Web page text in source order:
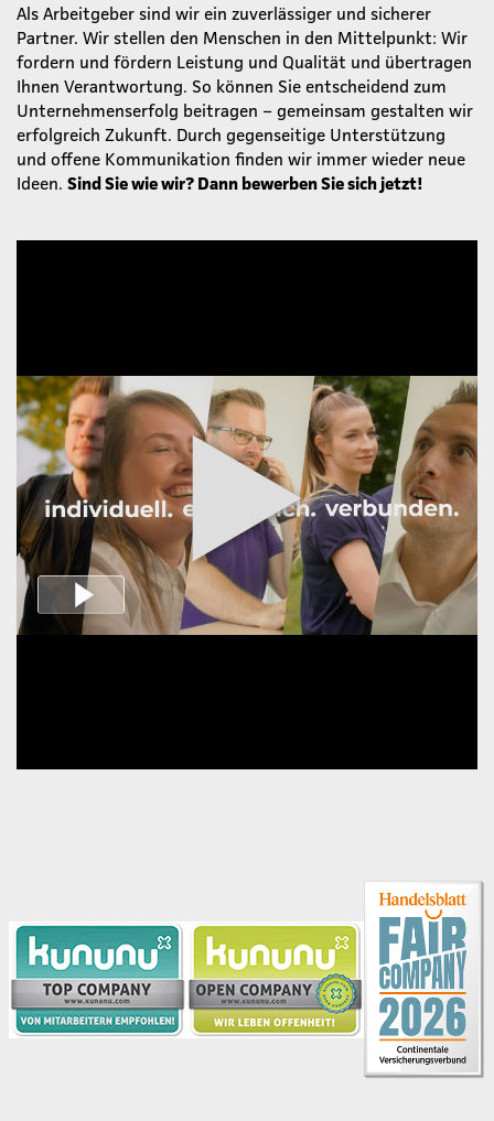
Als Arbeitgeber sind wir ein zuverlässiger und sicherer
Partner. Wir stellen den Menschen in den Mittelpunkt: Wir
fordern und fördern Leistung und Qualität und übertragen
Ihnen Verantwortung. So können Sie entscheidend zum
Unternehmenserfolg beitragen – gemeinsam gestalten wir
erfolgreich Zukunft. Durch gegenseitige Unterstützung
und offene Kommunikation finden wir immer wieder neue
Ideen. Sind Sie wie wir? Dann bewerben Sie sich jetzt!